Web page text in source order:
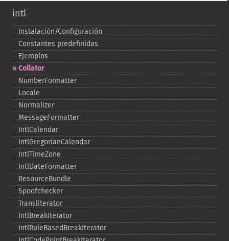
intl
Instalación/Configuración
Constantes predefinidas
Ejemplos
Collator
NumberFormatter
Locale
Normalizer
MessageFormatter
IntlCalendar
IntlGregorianCalendar
IntlTimeZone
IntlDateFormatter
ResourceBundle
Spoofchecker
Transliterator
IntlBreakIterator
IntlRuleBasedBreakIterator